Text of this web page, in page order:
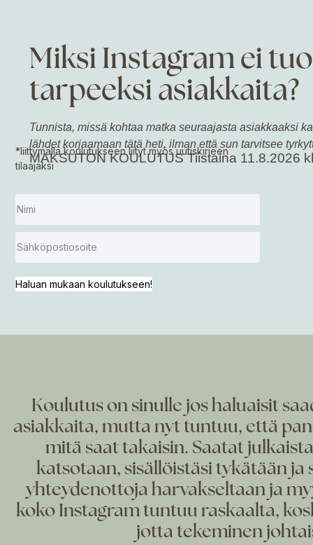
Miksi Instagram ei
tarpeeksi asiakkaita?
Tunnista, missä kohtaa matka seuraajasta asiakkaaksi
lähdet korjaamaan tätä heti, ilman että sun tarvitsee
MAKSUTON KOULUTUS Tiistaina 11.8.2026
*liittymällä koulutukseen liityt myös uutiskirjeen
tilaajaksi
Haluan mukaan koulutukseen!
Koulutus on sinulle jos haluaisit
asiakkaita, mutta nyt tuntuu, että
mitä saat takaisin. Saatat
katsotaan, sisällöistäsi tykätään ja
yhteydenottoja harvakseltaan ja
koko Instagram tuntuu raskaalta,
jotta tekeminen